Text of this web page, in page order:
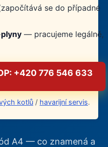
se do případné
— pracujeme legálně,
+420 776 546 633
kotlů / havarijní servis.
A4 — co znamená a